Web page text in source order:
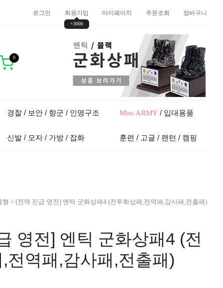
로그인 회원가입
+3000
마이페이지 주문조회 장바구니
0
경찰 / 보안 / 향군 / 인명구조
신발 / 모자 / 가방 / 잡화
Miss ARMY/ 입대용품
훈련 / 고글 / 랜턴 / 캠핑
형 > [전역 진급 영전] 엔틱 군화상패4 (전투화상패,전역패,감사패,전출패)
영전] 엔틱 군화상패4 (전
전역패,감사패,전출패)